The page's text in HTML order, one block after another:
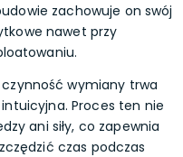
zachowuje on swój
nawet przy
wymiany trwa
Proces ten nie
ani siły, co zapewnia
czas podczas